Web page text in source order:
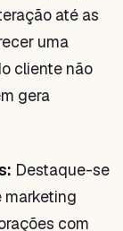
até as
uma
cliente não
gera
Destaque-se
marketing
com